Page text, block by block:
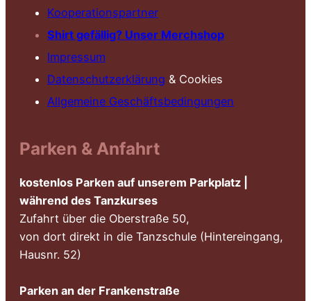
Kooperationspartner
Shirt gefällig? Unser Merchshop
Impressum
Datenschutzerklärung & Cookies
Allgemeine Geschäftsbedingungen
Parken & Anfahrt
kostenlos Parken auf unserem Parkplatz |
während des Tanzkurses
Zufahrt über die Oberstraße 50,
von dort direkt in die Tanzschule (Hintereingang,
Hausnr. 52)
Parken an der Frankenstraße